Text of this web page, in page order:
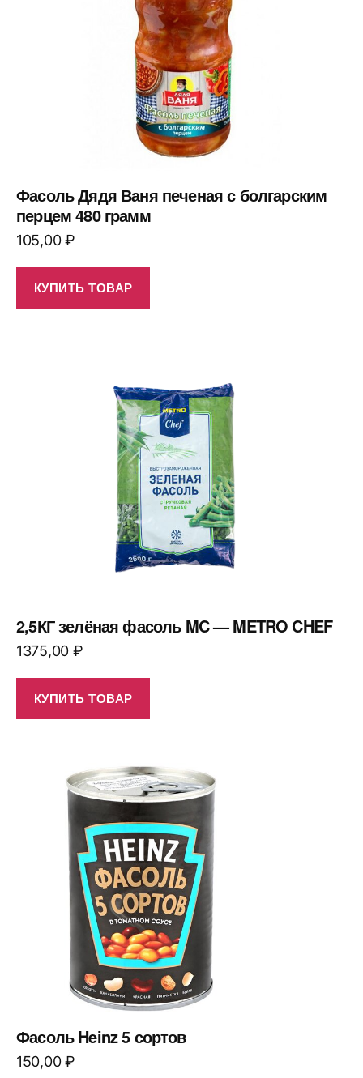
Фасоль Дядя Ваня печеная с болгарским
перцем 480 грамм
105,00₽
КУПИТЬ ТОВАР
2,5КГ зелёная фасоль MC — METRO CHEF
1375,00 ₽
КУПИТЬ ТОВАР
Фасоль Heinz 5 сортов
150,00₽